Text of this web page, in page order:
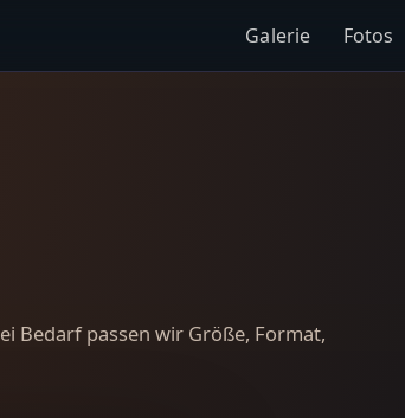
Galerie Fotos
Bedarf passen wir Größe, Format,